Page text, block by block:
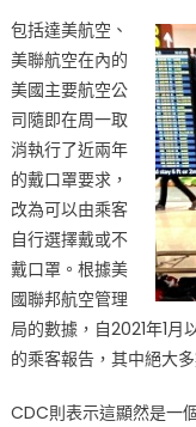
包括達美航空、
美聯航空在內的
美國主要航空公
司隨即在周一取
消執行了近兩年
的戴口罩要求，
改為可以由乘客
自行選擇戴或不
戴口罩。根據美
國聯邦航空管理
局的數據，自2021年1
的乘客報告，其中絕大
CDC則表示這顯然是一